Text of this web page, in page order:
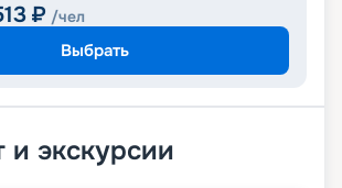
₽ /чел
Выбрать
экскурсии